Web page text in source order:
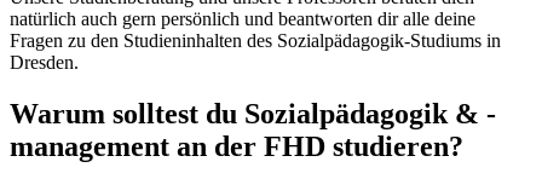
natürlich auch gern persönlich und beantworten dir alle deine
Fragen zu den Studieninhalten des Sozialpädagogik-Studiums in
Dresden.
Warum solltest du Sozialpädagogik & -
management an der FHD studieren?